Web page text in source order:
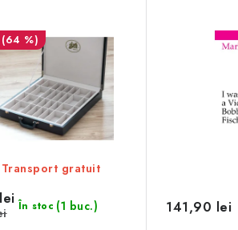
(64 %)
gratuit
În stoc (1 buc.) 141,90 lei